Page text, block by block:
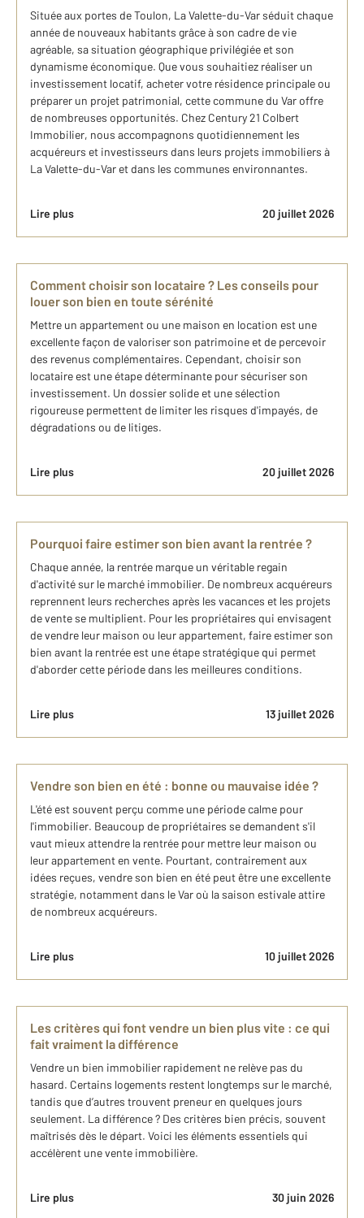
Située aux portes de Toulon, La Valette-du-Var séduit chaque
année de nouveaux habitants grâce à son cadre de vie
agréable, sa situation géographique privilégiée et son
dynamisme économique. Que vous souhaitiez réaliser un
investissement locatif, acheter votre résidence principale ou
préparer un projet patrimonial, cette commune du Var offre
de nombreuses opportunités. Chez Century 21 Colbert
Immobilier, nous accompagnons quotidiennement les
acquéreurs et investisseurs dans leurs projets immobiliers à
La Valette-du-Var et dans les communes environnantes.
Lire plus 20 juillet 2026
Comment choisir son locataire ? Les conseils pour
louer son bien en toute sérénité
Mettre un appartement ou une maison en location est une
excellente façon de valoriser son patrimoine et de percevoir
des revenus complémentaires. Cependant, choisir son
locataire est une étape déterminante pour sécuriser son
investissement. Un dossier solide et une sélection
rigoureuse permettent de limiter les risques d'impayés, de
dégradations ou de litiges.
Lire plus 20 juillet 2026
Pourquoi faire estimer son bien avant la rentrée ?
Chaque année, la rentrée marque un véritable regain
d'activité sur le marché immobilier. De nombreux acquéreurs
reprennent leurs recherches après les vacances et les projets
de vente se multiplient. Pour les propriétaires qui envisagent
de vendre leur maison ou leur appartement, faire estimer son
bien avant la rentrée est une étape stratégique qui permet
d'aborder cette période dans les meilleures conditions.
Lire plus 13 juillet 2026
Vendre son bien en été : bonne ou mauvaise idée ?
L'été est souvent perçu comme une période calme pour
l'immobilier. Beaucoup de propriétaires se demandent s'il
vaut mieux attendre la rentrée pour mettre leur maison ou
leur appartement en vente. Pourtant, contrairement aux
idées reçues, vendre son bien en été peut être une excellente
stratégie, notamment dans le Var où la saison estivale attire
de nombreux acquéreurs.
Lire plus 10 juillet 2026
Les critères qui font vendre un bien plus vite : ce qui
fait vraiment la différence
Vendre un bien immobilier rapidement ne relève pas du
hasard. Certains logements restent longtemps sur le marché,
tandis que d’autres trouvent preneur en quelques jours
seulement. La différence ? Des critères bien précis, souvent
maîtrisés dès le départ. Voici les éléments essentiels qui
accélèrent une vente immobilière.
Lire plus 30 juin 2026